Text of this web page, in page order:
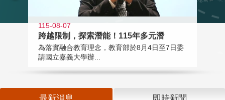
115-08-07
跨越限制，探索潛能！115年多元潛
為落實融合教育理念，教育部於8月4日至7日委
請國立嘉義大學辦...